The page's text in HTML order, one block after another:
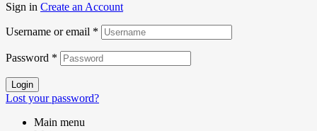
Sign in Create an Account
Username or email *
Password *
Login
Lost your password?
Main menu